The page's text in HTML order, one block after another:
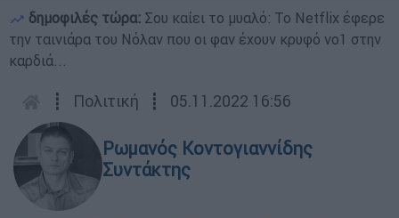
δημοφιλές τώρα: Σου καίει το μυαλό: Το Netflix έφερε
την ταινιάρα του Νόλαν που οι φαν έχουν κρυφό νο1 στην
καρδιά...
┋ Πολιτική ┋ 05.11.2022 16:56
Ρωμανός Κοντογιαννίδης
Συντάκτης